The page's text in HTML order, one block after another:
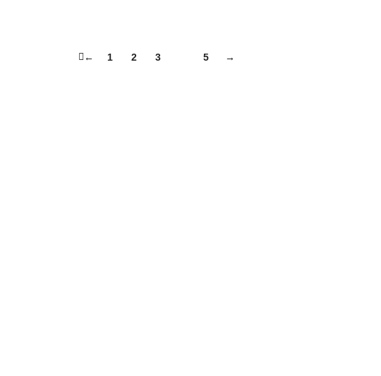
← 1 2 3 5 →